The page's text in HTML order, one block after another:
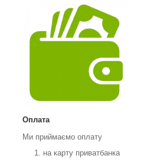
Оплата
Ми приймаємо оплату
на карту приватбанка